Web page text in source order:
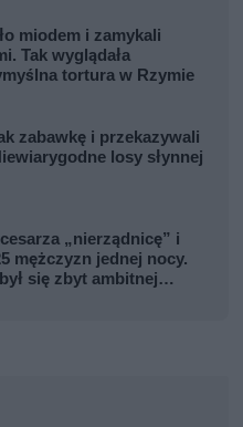
miodem i zamykali
Tak wyglądała
tortura w Rzymie
zabawkę i przekazywali
losy słynnej
„nierządnicę” i
mężczyzn jednej nocy.
się zbyt ambitnej